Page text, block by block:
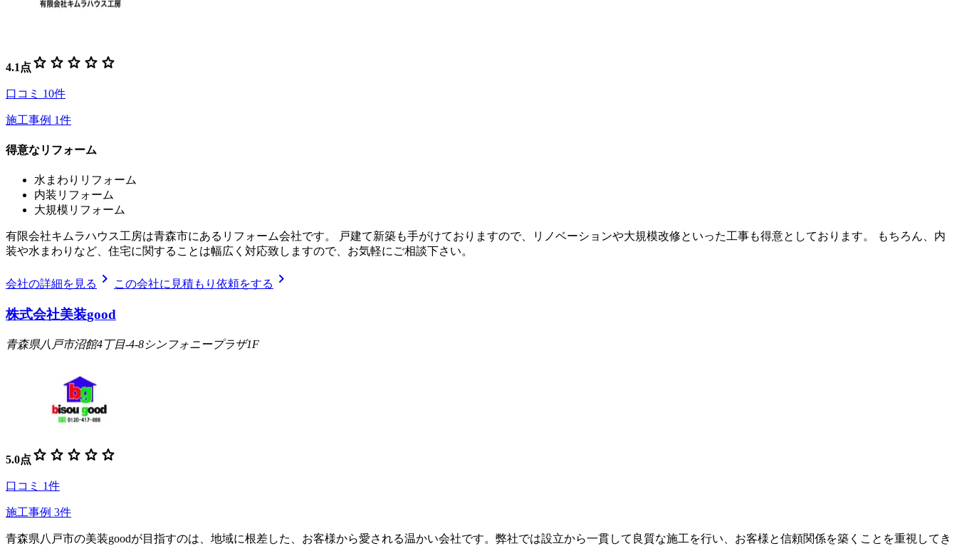
4.1 点 star star star star star
口コミ 10件
施工事例 1件
得意なリフォーム
水まわりリフォーム
内装リフォーム
大規模リフォーム
有限会社キムラハウス工房は青森市にあるリフォーム会社です。 戸建て新築も手がけておりますので、リノベーションや大規模改修といった工事も得意としております。 もちろん、内
装や水まわりなど、住宅に関することは幅広く対応致しますので、お気軽にご相談下さい。
会社の詳細を見る chevron_right この会社に見積もり依頼をする chevron_right
株式会社美装good
青森県八戸市沼館4丁目-4-8シンフォニープラザ1F
5.0点 star star star star star
口コミ 1件
施工事例 3件
青森県八戸市の美装goodが目指すのは、地域に根差した、お客様から愛される温かい会社です。弊社では設立から一貫して良質な施工を行い、お客様と信頼関係を築くことを重視してき